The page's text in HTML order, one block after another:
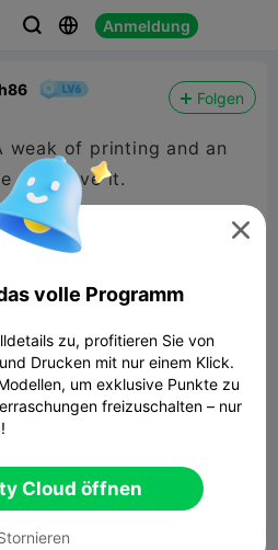
  Anmeldung
Folgen
of printing and an

volle Programm
zu, profitieren Sie von
Drucken mit nur einem Klick.
um exklusive Punkte zu
freizuschalten – nur
Cloud öffnen